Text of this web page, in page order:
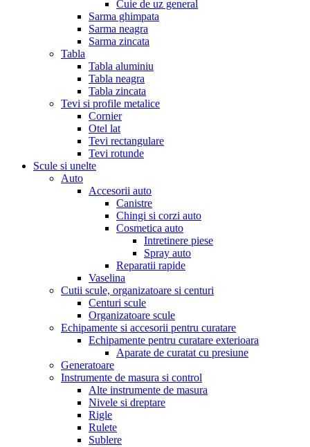
Cuie de uz general
Sarma ghimpata
Sarma neagra
Sarma zincata
Tabla
Tabla aluminiu
Tabla neagra
Tabla zincata
Tevi si profile metalice
Cornier
Otel lat
Tevi rectangulare
Tevi rotunde
Scule si unelte
Auto
Accesorii auto
Canistre
Chingi si corzi auto
Cosmetica auto
Intretinere piese
Spray auto
Reparatii rapide
Vaselina
Cutii scule, organizatoare si centuri
Centuri scule
Organizatoare scule
Echipamente si accesorii pentru curatare
Echipamente pentru curatare exterioara
Aparate de curatat cu presiune
Generatoare
Instrumente de masura si control
Alte instrumente de masura
Nivele si dreptare
Rigle
Rulete
Sublere